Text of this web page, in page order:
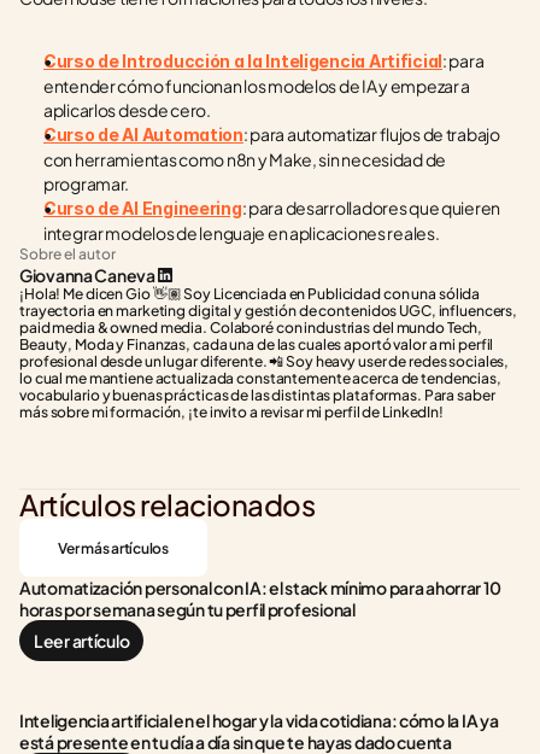
Curso de Introducción a la Inteligencia Artificial: para
entender cómo funcionan los modelos de IA y empezar a
aplicarlos desde cero.
Curso de AI Automation: para automatizar flujos de trabajo
con herramientas como n8n y Make, sin necesidad de
programar.
Curso de AI Engineering: para desarrolladores que quieren
integrar modelos de lenguaje en aplicaciones reales.
Sobre el autor
Giovanna Caneva
¡Hola! Me dicen Gio 👋🏽 Soy Licenciada en Publicidad con una sólida
trayectoria en marketing digital y gestión de contenidos UGC, influencers,
paid media & owned media. Colaboré con industrias del mundo Tech,
Beauty, Moda y Finanzas, cada una de las cuales aportó valor a mi perfil
profesional desde un lugar diferente. 📲 Soy heavy user de redes sociales,
lo cual me mantiene actualizada constantemente acerca de tendencias,
vocabulario y buenas prácticas de las distintas plataformas. Para saber
más sobre mi formación, ¡te invito a revisar mi perfil de LinkedIn!
Artículos relacionados
Ver más artículos
Automatización personal con IA: el stack mínimo para ahorrar 10
horas por semana según tu perfil profesional
Leer artículo
Inteligencia artificial en el hogar y la vida cotidiana: cómo la IA ya
está presente en tu día a día sin que te hayas dado cuenta